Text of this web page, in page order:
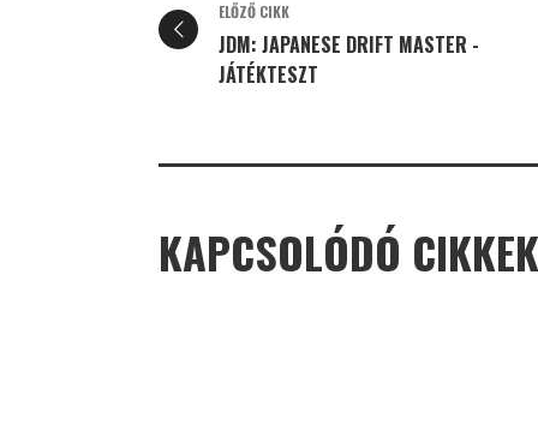
ELŐZŐ CIKK
JDM: JAPANESE DRIFT MASTER -
JÁTÉKTESZT
KAPCSOLÓDÓ CIKKEK